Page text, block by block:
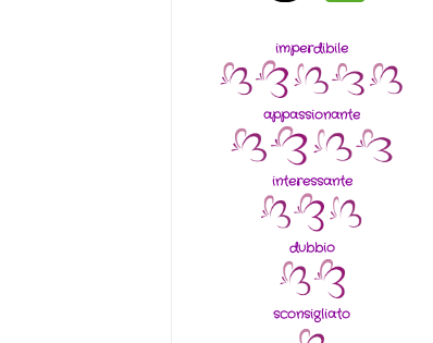
imperdibile
appassionante
interessante
dubbio
sconsigliato